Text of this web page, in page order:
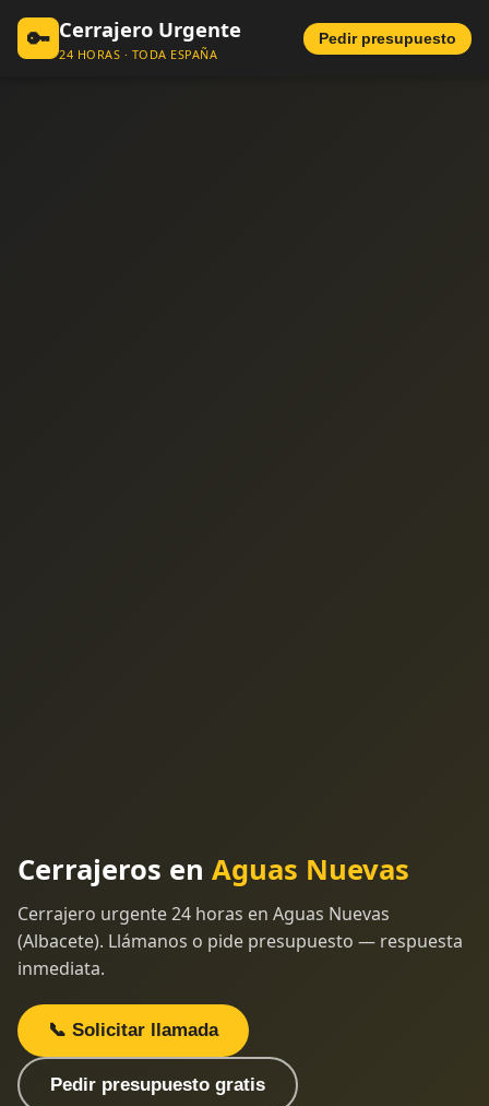
🔑 Cerrajero Urgente
24 HORAS · TODA ESPAÑA
Pedir presupuesto
Cerrajeros en Aguas Nuevas
Cerrajero urgente 24 horas en Aguas Nuevas
(Albacete). Llámanos o pide presupuesto — respuesta
inmediata.
📞 Solicitar llamada
Pedir presupuesto gratis